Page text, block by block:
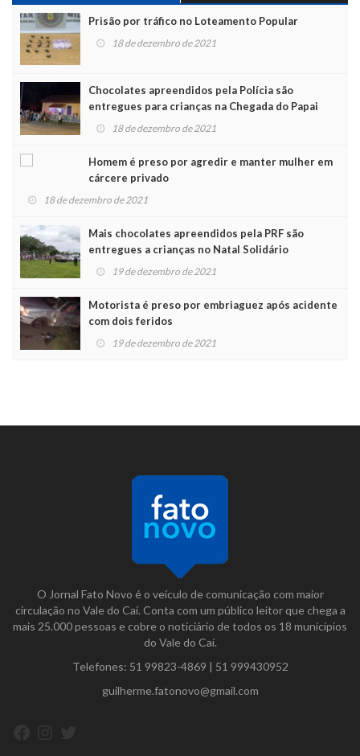
Prisão por tráfico no Loteamento Popular
18 de dezembro de 2021
Chocolates apreendidos pela Polícia são
entregues para crianças na Chegada do Papai
Noel 18 de dezembro de 2021
Homem é preso por agredir e manter mulher em
cárcere privado
18 de dezembro de 2021
Mais chocolates apreendidos pela PRF são
entregues a crianças no Natal Solidário
19 de dezembro de 2021
Motorista é preso por embriaguez após acidente
com dois feridos
19 de dezembro de 2021
O Jornal Fato Novo é o veículo de comunicação com maior
circulação no Vale do Caí. Conta com um público leitor que chega a
mais 25.000 pessoas e cobre o noticiário de todos os 18 municípios
do Vale do Caí.
Telefones: 51 99823-4869 | 51 999430952
guilherme.fatonovo@gmail.com